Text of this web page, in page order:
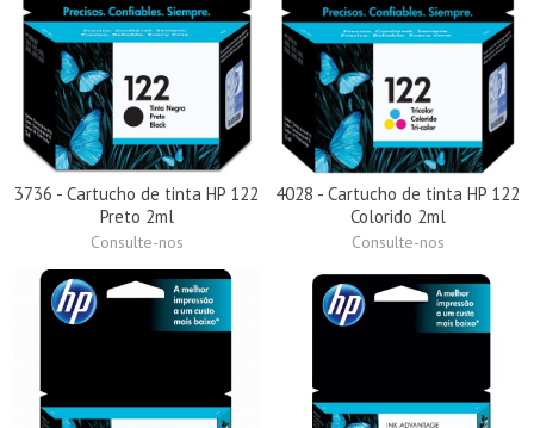
3736 - Cartucho de tinta HP 122
Preto 2ml
Consulte-nos
4028 - Cartucho de tinta HP 122
Colorido 2ml
Consulte-nos